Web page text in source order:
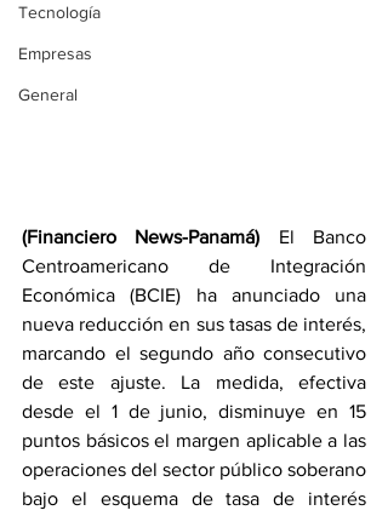
Tecnología
Empresas
General
(Financiero News-Panamá) El Banco
Centroamericano de Integración
Económica (BCIE) ha anunciado una
nueva reducción en sus tasas de interés,
marcando el segundo año consecutivo
de este ajuste. La medida, efectiva
desde el 1 de junio, disminuye en 15
puntos básicos el margen aplicable a las
operaciones del sector público soberano
bajo el esquema de tasa de interés